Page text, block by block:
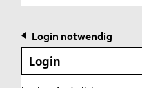
Login notwendig
Login